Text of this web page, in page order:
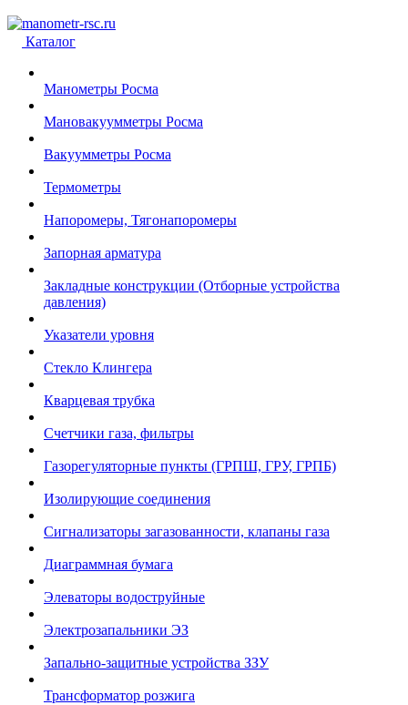
Каталог
Манометры Росма
Мановакуумметры Росма
Вакуумметры Росма
Термометры
Напоромеры, Тягонапоромеры
Запорная арматура
Закладные конструкции (Отборные устройства
давления)
Указатели уровня
Стекло Клингера
Кварцевая трубка
Счетчики газа, фильтры
Газорегуляторные пункты (ГРПШ, ГРУ, ГРПБ)
Изолирующие соединения
Сигнализаторы загазованности, клапаны газа
Диаграммная бумага
Элеваторы водоструйные
Электрозапальники ЭЗ
Запально-защитные устройства ЗЗУ
Трансформатор розжига